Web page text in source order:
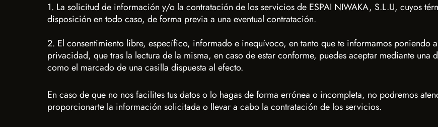
1. La solicitud de información y/o la contratación de los servicios de ESPAI NIWAKA, S.L.U, cuyos
disposición en todo caso, de forma previa a una eventual contratación.
2. El consentimiento libre, específico, informado e inequívoco, en tanto que te informamos poniendo
privacidad, que tras la lectura de la misma, en caso de estar conforme, puedes aceptar mediante
como el marcado de una casilla dispuesta al efecto.
En caso de que no nos facilites tus datos o lo hagas de forma errónea o incompleta, no podremos
proporcionarte la información solicitada o llevar a cabo la contratación de los servicios.